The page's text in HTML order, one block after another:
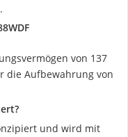
von 137
die Aufbewahrung von
und wird mit